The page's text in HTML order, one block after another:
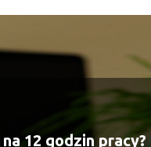
12 godzin pracy?